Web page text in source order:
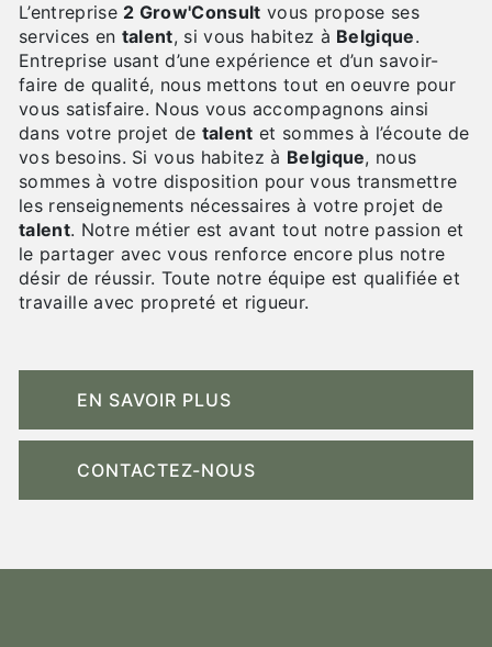
L’entreprise 2 Grow'Consult vous propose ses
services en talent, si vous habitez à Belgique.
Entreprise usant d’une expérience et d’un savoir-
faire de qualité, nous mettons tout en oeuvre pour
vous satisfaire. Nous vous accompagnons ainsi
dans votre projet de talent et sommes à l’écoute de
vos besoins. Si vous habitez à Belgique, nous
sommes à votre disposition pour vous transmettre
les renseignements nécessaires à votre projet de
talent. Notre métier est avant tout notre passion et
le partager avec vous renforce encore plus notre
désir de réussir. Toute notre équipe est qualifiée et
travaille avec propreté et rigueur.
EN SAVOIR PLUS
CONTACTEZ-NOUS